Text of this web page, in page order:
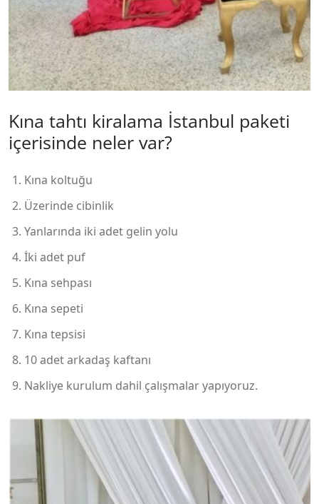
Kına tahtı kiralama İstanbul paketi
içerisinde neler var?
Kına koltuğu
Üzerinde cibinlik
Yanlarında iki adet gelin yolu
İki adet puf
Kına sehpası
Kına sepeti
Kına tepsisi
10 adet arkadaş kaftanı
Nakliye kurulum dahil çalışmalar yapıyoruz.